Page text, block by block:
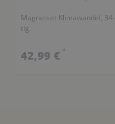
Magnetset Klimawandel, 34-
tlg.
42,99 € *